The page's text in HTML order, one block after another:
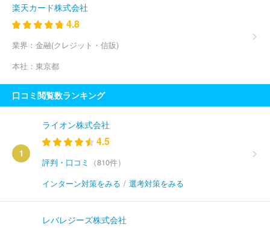
楽天カード株式会社
4.8
業界： 金融(クレジット・信販)
本社： 東京都
口コミ閲覧数ランキング
1
ライオン株式会社
4.5
評判・口コミ
（810件）
インターン対策をみる / 選考対策をみる
レバレジーズ株式会社